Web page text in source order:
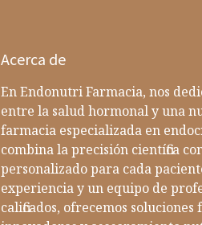
Acerca de
En Endonutri Farmacia, nos
entre la salud hormonal y una
farmacia especializada en
combina la precisión científica
personalizado para cada
experiencia y un equipo de
calificados, ofrecemos